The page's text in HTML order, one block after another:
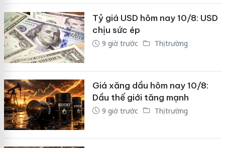
Tỷ giá USD hôm nay 10/8: USD
chịu sức ép
9 giờ trước Thị trường
Giá xăng dầu hôm nay 10/8:
Dầu thế giới tăng mạnh
9 giờ trước Thị trường